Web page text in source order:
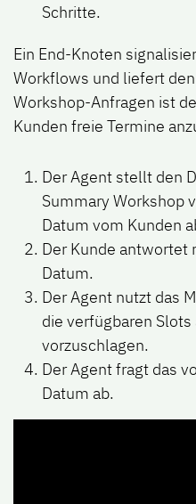
Schritte.
Ein End-Knoten
Workflows und liefert
Workshop-Anfragen ist
Kunden freie Termine
Der Agent stellt den
Summary Workshop
Datum vom Kunden
Der Kunde antwortet
Datum.
Der Agent nutzt das
die verfügbaren Slots
vorzuschlagen.
Der Agent fragt das
Datum ab.